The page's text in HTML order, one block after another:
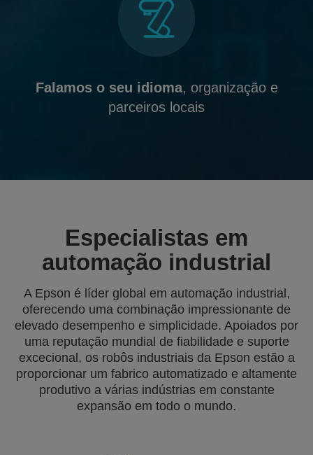
Falamos o seu idioma, organização e
parceiros locais
Especialistas em
automação industrial
A Epson é líder global em automação industrial,
oferecendo uma combinação impressionante de
elevado desempenho e simplicidade. Apoiados por
uma reputação mundial de fiabilidade e suporte
excecional, os robôs industriais da Epson estão a
proporcionar um fabrico automatizado e altamente
produtivo a várias indústrias em constante
expansão em todo o mundo.